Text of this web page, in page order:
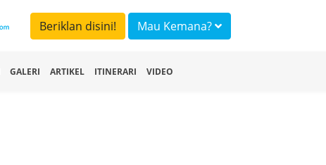
Beriklan disini! Mau Kemana?
GALERI ARTIKEL ITINERARI VIDEO